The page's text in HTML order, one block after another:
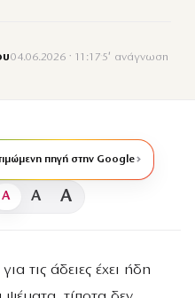
04.06.2026 · 11:17·5′ ανάγνωση
πηγή στην Google
A A A
τις άδειες έχει ήδη